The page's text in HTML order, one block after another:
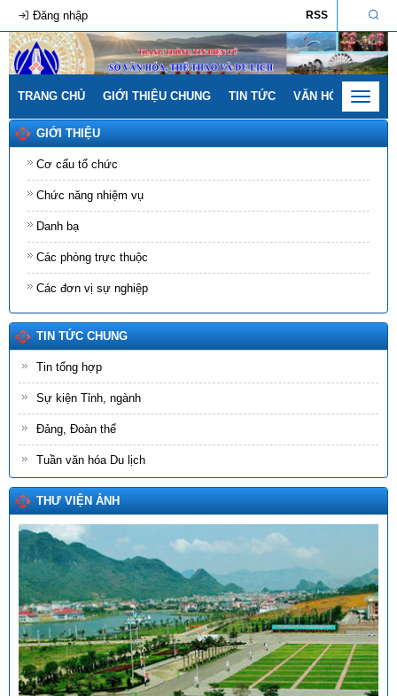
RSS
Đăng nhập
TRANG CHỦ GIỚI THIỆU CHUNG TIN TỨC VĂN HÓA - GIA
Toggle
GIỚI THIỆU
Cơ cấu tổ chức
Chức năng nhiệm vụ
Danh bạ
Các phòng trực thuộc
Các đơn vị sự nghiệp
TIN TỨC CHUNG
Tin tổng hợp
Sự kiện Tỉnh, ngành
Đảng, Đoàn thể
Tuần văn hóa Du lịch
THƯ VIỆN ẢNH